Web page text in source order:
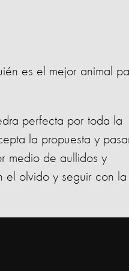
es el mejor animal
perfecta por toda la
la propuesta y
medio de aullidos y
el olvido y seguir con la